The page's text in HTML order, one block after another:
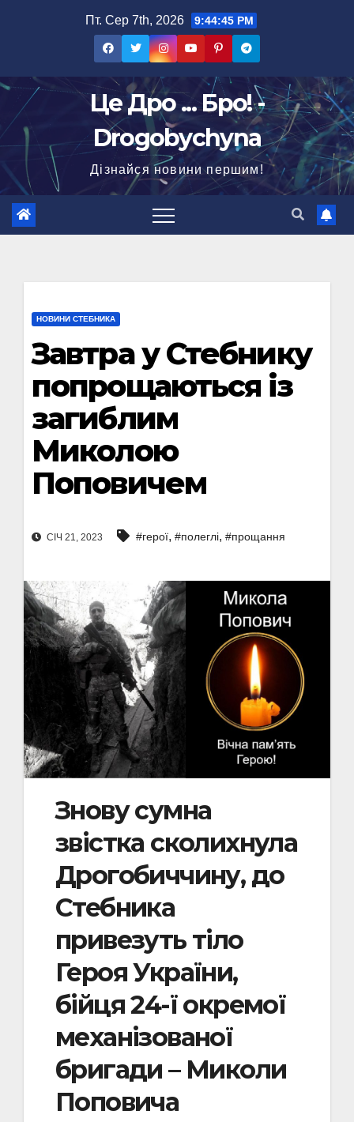
Пт. Сер 7th, 2026 9:44:46 PM
Це Дро ... Бро! -
Drogobychyna
Дізнайся новини першим!
НОВИНИ СТЕБНИКА
Завтра у Стебнику
попрощаються із
загиблим
Миколою
Поповичем
СІЧ 21, 2023 #герої, #полеглі, #прощання
Знову сумна
звістка сколихнула
Дрогобиччину, до
Стебника
привезуть тіло
Героя України,
бійця 24-ї окремої
механізованої
бригади – Миколи
Поповича